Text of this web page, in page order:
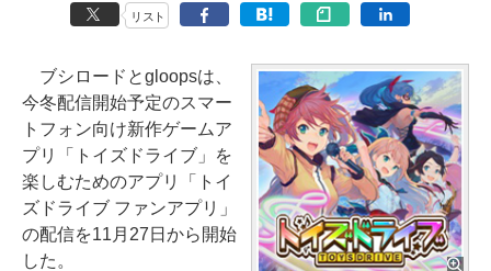
リスト
ブシロードとgloopsは、
今冬配信開始予定のスマー
トフォン向け新作ゲームア
プリ「トイズドライブ」を
楽しむためのアプリ「トイ
ズドライブ ファンアプリ」
の配信を11月27日から開始
した。